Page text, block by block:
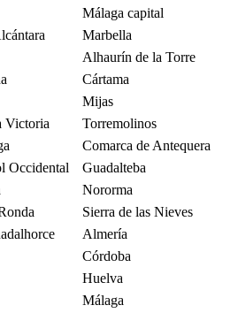
Málaga capital
Marbella
Alhaurín de la Torre
Cártama
Mijas
Victoria
Torremolinos
Comarca de Antequera
Occidental
Guadalteba
Nororma
Sierra de las Nieves
Almería
Córdoba
Huelva
Málaga